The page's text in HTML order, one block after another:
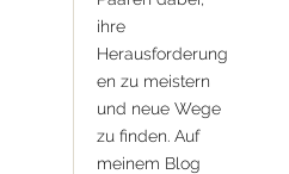
ihre
Herausforderung
en zu meistern
und neue Wege
zu finden. Auf
meinem Blog